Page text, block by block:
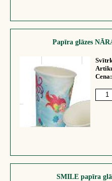
Papīra glāzes
Cena:
SMILE papīra